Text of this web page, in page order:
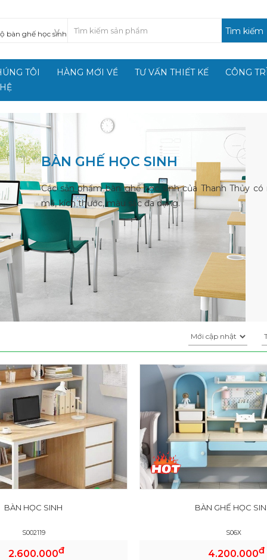
Tìm kiếm
TÔI HÀNG MỚI VỀ TƯ VẤN THIẾT KẾ
CÔNG
BÀN GHẾ HỌC SINH
Các sản phẩm bàn ghế học sinh của Thanh Thủy có
mã, kích thước, màu sắc đa dạng.
BÀN HỌC SINH
S002119
2.600.000đ
BÀN GHẾ HỌC
S06X
4.200.000đ